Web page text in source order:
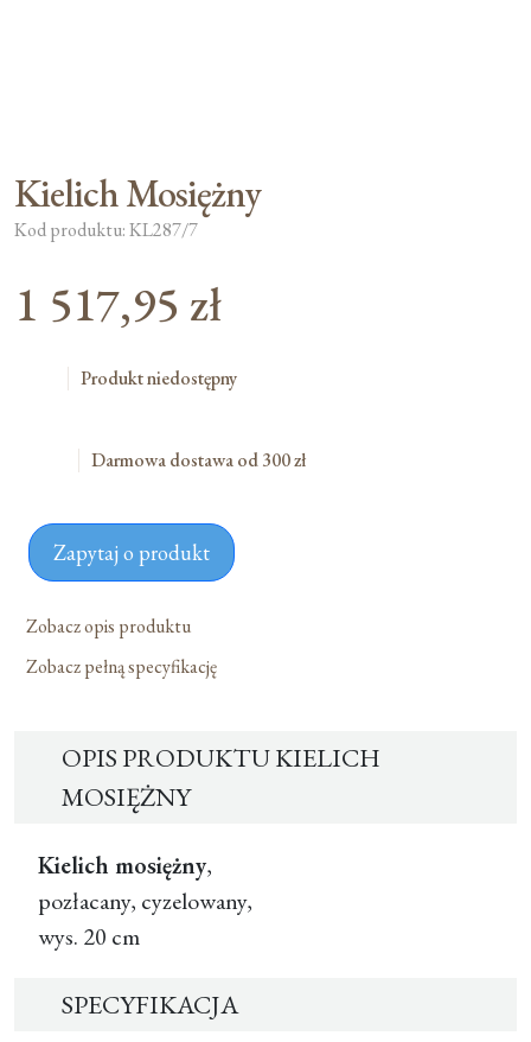
Kielich Mosiężny
Kod produktu: KL287/7
1 517,95 zł
Produkt niedostępny
Darmowa dostawa od 300 zł
Zapytaj o produkt
Zobacz opis produktu
Zobacz pełną specyfikację
OPIS PRODUKTU KIELICH
MOSIĘŻNY
Kielich mosiężny,
pozłacany, cyzelowany,
wys. 20 cm
SPECYFIKACJA